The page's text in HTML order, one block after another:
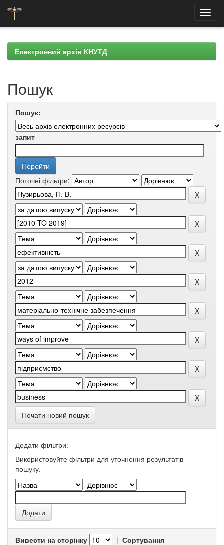
navigationЕлектронний архів КНУТД
Пошук
Пошук:
запит
Поточні фільтри:
Почати новий пошук
Додати фільтри:
Використовуйте фільтри для уточнення результатів
пошуку.
Вивести на сторінку | Сортування